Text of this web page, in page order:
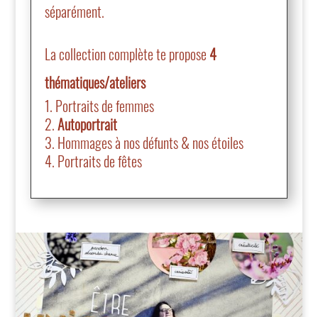
séparément.
La collection complète te propose 4
thématiques/ateliers
Portraits de femmes
Autoportrait
Hommages à nos défunts & nos étoiles
Portraits de fêtes